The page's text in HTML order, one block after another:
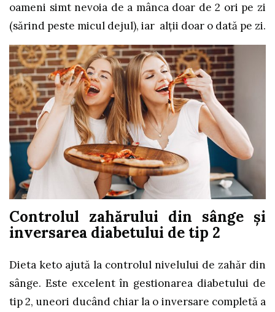
oameni simt nevoia de a mânca doar de 2 ori pe zi
(sărind peste micul dejul), iar alţii doar o dată pe zi.
Controlul zahărului din sânge şi
inversarea diabetului de tip 2
Dieta keto ajută la controlul nivelului de zahăr din
sânge. Este excelent în gestionarea diabetului de
tip 2, uneori ducând chiar la o inversare completă a